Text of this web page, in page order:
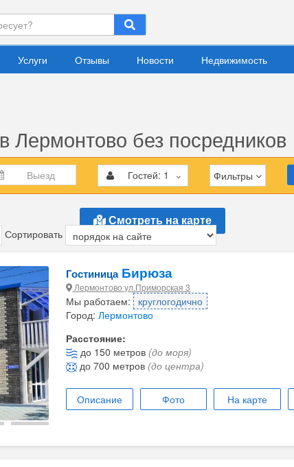
Услуги Отзывы Новости Недвижимость
в Лермонтово без посредников
Гостей: 1 Фильтры
Смотреть на карте
Сортировать
ГостиницаБирюза
Лермонтово ул.Приморская 3
Мы работаем: круглогодично
Город:Лермонтово
Расстояние:
до 150 метров (до моря)
до 700 метров (до центра)
Описание Фото На карте